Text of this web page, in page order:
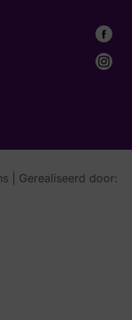
| Gerealiseerd door: